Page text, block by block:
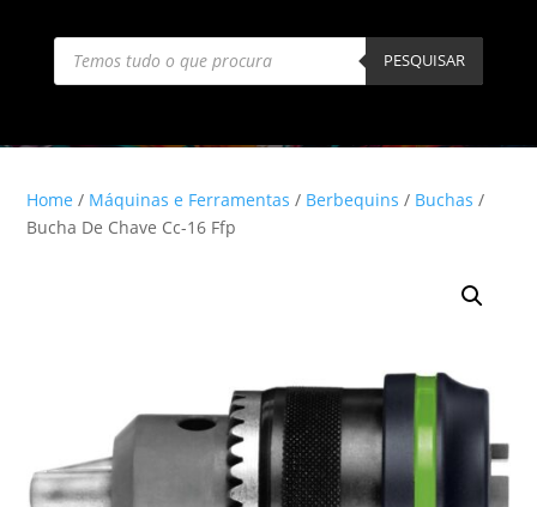
Products
search PESQUISAR
Home / Máquinas e Ferramentas / Berbequins / Buchas /
Bucha De Chave Cc-16 Ffp